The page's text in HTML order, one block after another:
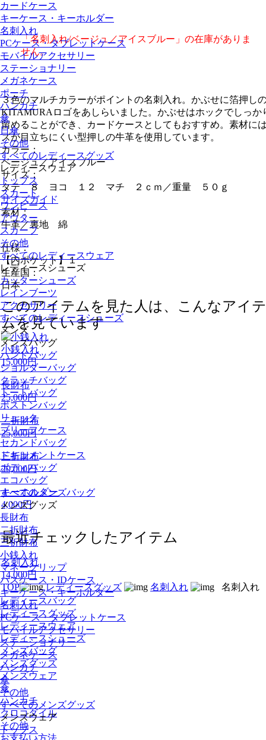
カードケース
キーケース・キーホルダー
名刺入れ
PCケース・タブレットケース
モバイルアクセサリー
ステーショナリー
メガネケース
ポーチ
ハンカチ
傘
日傘
その他
すべてのレディースグッズ
レディースウェア
トップス
スカート
ワンピース
アウター
スカーフ
その他
すべてのレディースウェア
レディースシューズ
カッターシューズ
レインブーツ
アクセサリー
すべてのレディースシューズ
メンズ
メンズバッグ
ハンドバッグ
ショルダーバッグ
クラッチバッグ
トートバッグ
ボストンバッグ
リュック
ブリーフケース
セカンドバッグ
ドキュメントケース
ボディバッグ
エコバッグ
すべてのメンズバッグ
メンズグッズ
長財布
二折財布
三折財布
小銭入れ
マネークリップ
パスケース・IDケース
キーケース・キーホルダー
名刺入れ
PCケース・タブレットケース
モバイルアクセサリー
ステーショナリー
メガネケース
ハンカチ
傘
その他
すべてのメンズグッズ
メンズウェア
トップス
「名刺入れ/ベージュ／アイスブルー」の在庫がありま
せん。
３色のマルチカラーがポイントの名刺入れ。かぶせに箔押し
KITAMURAロゴをあしらいました。かぶせはホックでしっか
留めることができ、カードケースとしてもおすすめ。素材に
ズが目立ちにくい型押しの牛革を使用しています。
カラー：
ベージュ／アイスブルー
サイズ：
タテ ８ ヨコ １２ マチ ２ｃｍ／重量 ５０ｇ
サイズガイド
素材：
牛革／裏地 綿
仕様：
【内ポケット】１
生産国：
日本
このアイテムを見た人は、こんなアイテ
ムを見ています
小銭入れ
15,000円
長財布
25,000円
二折財布
25,000円
三折財布
20,000円
キーホルダー
4,000円
最近チェックしたアイテム
名刺入れ
14,000円
TOP
レディースグッズ 名刺入れ
名刺入れ
レディースバッグ
レディースグッズ
レディースウェア
レディースシューズ
メンズバッグ
メンズグッズ
メンズウェア
傘
ハンカチ
クロコダイル
その他
お支払い方法